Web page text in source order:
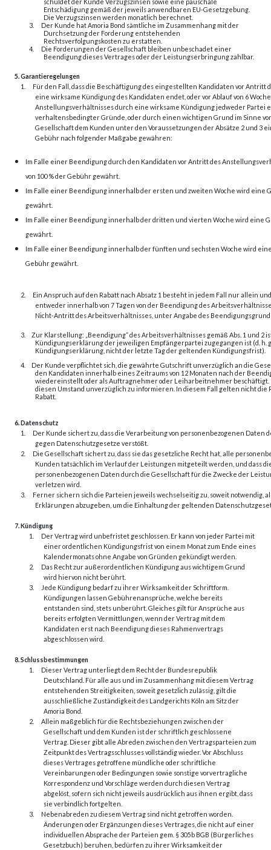
Entschädigung gemäß der jeweils anwendbaren EU-Gesetzgebung.
Die Verzugszinsen werden monatlich berechnet.
3.
Der Kunde hat Amoria Bond sämtliche im Zusammenhang mit der
Durchsetzung der Forderung entstehenden
Rechtsverfolgungskosten zu erstatten.
4.
Die Forderungen der Gesellschaft bleiben unbeschadet einer
Beendigung dieses Vertrages oder der Leistungserbringung zahlbar.
5. Garantieregelungen
1.
Für den Fall, dass die Beschäftigung des eingestellten Kandidaten vor
eine wirksame Kündigung des Kandidaten endet, odervor Ablauf von 6
Anstellungsverhältnisses durch eine wirksame Kündigung jedweder Partei
verhaltensbedingter Gründe, oder durch einen wichtigen Grund im Sinne
Gesellschaft dem Kunden unter den Voraussetzungen der Absätze 2 und 3
Gebühr nach folgender Maßgabe gewähren:
Im Falle einer Beendigung durch den Kandidaten vor Antritt des
von 100 % der Gebühr gewährt.
Im Falle einer Beendigung innerhalb der ersten und zweiten Woche wird eine
gewährt.
Im Falle einer Beendigung innerhalb der dritten und vierten Woche wird eine
gewährt.
Im Falle einer Beendigung innerhalb der fünften und sechsten Woche wird
Gebühr gewährt.
2.
Ein Anspruch auf den Rabatt nach Absatz 1 besteht in jedem Fall nur allein
entweder innerhalb von 7 Tagen von der Beendigung des
Nicht-Antritt des Arbeitsverhältnisses, unter Angabe des
3.
Zur Klarstellung: „Beendigung“ des Arbeitsverhältnisses gemäß Abs. 1 und 2
Kündigungserklärung der jeweiligen Empfängerpartei zugegangen ist (d. h.
Kündigungserklärung, nicht der letzte Tag der geltenden Kündigungsfrist).
4.
Der Kunde verpflichtet sich, die gewährte Gutschrift unverzüglich an die
den Kandidaten innerhalb eines Zeitraums von 12 Monaten nach der
wiedereinstellt oder als Auftragnehmer oder Leiharbeitnehmer beschäftigt.
diesen Umstand unverzüglich zu informieren. In diesem Fall gelten nicht
Rabatt.
6. Datenschutz
1.
Der Kunde sichert zu, dass die Verarbeitung von personenbezogenen Daten
gegen Datenschutzgesetze verstößt.
2.
Die Gesellschaft sichert zu, dass sie das gesetzliche Recht hat, alle
Kunden tatsächlich im Verlauf der Leistungen mitgeteilt werden, und dass
personenbezogenen Daten durch die Gesellschaft für die Zwecke der
verletzen wird.
3.
Ferner sichern sich die Parteien jeweils wechselseitig zu, soweit notwendig,
Erklärungen abzugeben, um die Einhaltung der geltenden
7. Kündigung
1.
Der Vertrag wird unbefristet geschlossen. Er kann von jeder Partei mit
einer ordentlichen Kündigungsfrist von einem Monat zum Ende eines
Kalendermonats ohne Angabe von Gründen gekündigt werden.
2.
Das Recht zur außerordentlichen Kündigung aus wichtigem Grund
wird hiervon nicht berührt.
3.
Jede Kündigung bedarf zu ihrer Wirksamkeit der Schriftform.
Kündigungen lassen Gebührenansprüche, welche bereits
entstanden sind, stets unberührt. Gleiches gilt für Ansprüche aus
bereits erfolgten Vermittlungen, wenn der Vertrag mit dem
Kandidaten erst nach Beendigung dieses Rahmenvertrags
abgeschlossen wird.
8. Schlussbestimmungen
1.
Dieser Vertrag unterliegt dem Recht der Bundesrepublik
Deutschland. Für alle aus und im Zusammenhang mit diesem Vertrag
entstehenden Streitigkeiten, soweit gesetzlich zulässig, gilt die
ausschließliche Zuständigkeit des Landgerichts Köln am Sitz der
Amoria Bond.
2.
Allein maßgeblich für die Rechtsbeziehungen zwischen der
Gesellschaft und dem Kunden ist der schriftlich geschlossene
Vertrag. Dieser gibt alle Abreden zwischen den Vertragsparteien zum
Zeitpunkt des Vertragsschlusses vollständig wieder. Vor Abschluss
dieses Vertrages getroffene mündliche oder schriftliche
Vereinbarungen oder Bedingungen sowie sonstige vorvertragliche
Korrespondenz und Vorschläge werden durch diesen Vertrag
abgelöst, sofern sich nicht jeweils ausdrücklich aus ihnen ergibt, dass
sie verbindlich fortgelten.
3.
Nebenabreden zu diesem Vertrag sind nicht getroffen worden.
Änderungen oder Ergänzungen dieses Vertrages, die nicht auf einer
individuellen Absprache der Parteien gem. § 305b BGB (Bürgerliches
Gesetzbuch) beruhen, bedürfen zu ihrer Wirksamkeit der